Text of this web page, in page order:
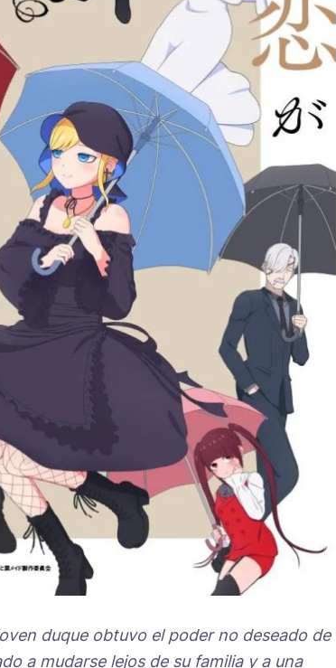
duque obtuvo el poder no deseado de
a mudarse lejos de su familia y a una